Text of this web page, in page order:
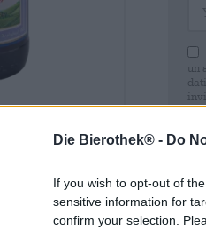
Die Bierothek® - Do
If you wish to opt-out of
sensitive information for
confirm your selection.
un
* I